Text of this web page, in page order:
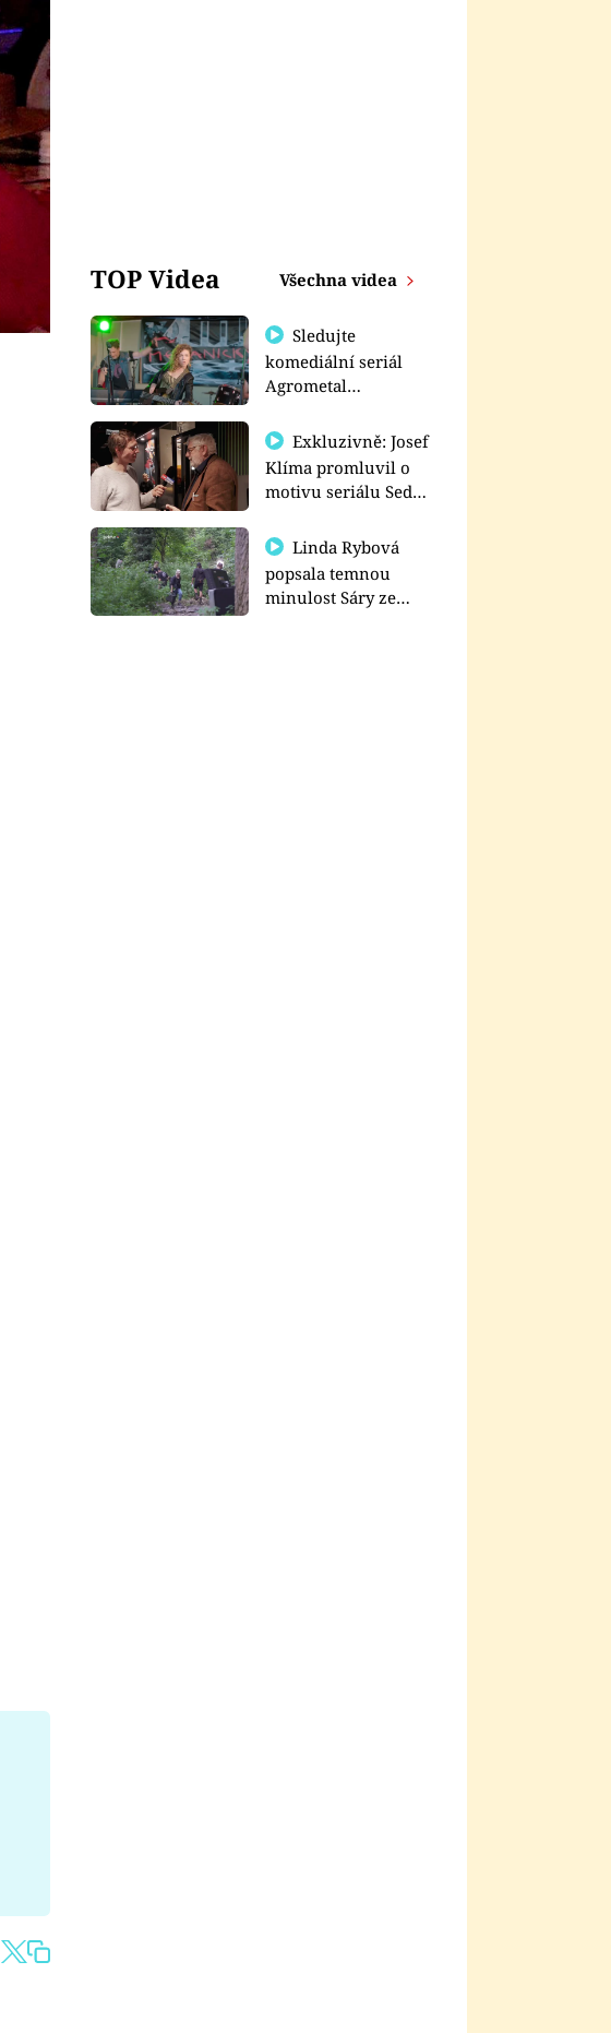
TOP Videa Všechna videa
Sledujte
komediální seriál
Agrometal
prima+
Exkluzivně: Josef
Klíma promluvil o
motivu seriálu Sedm
Linda Rybová
popsala temnou
minulost Sáry ze